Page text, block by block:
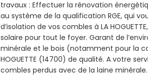
travaux : Effectuer la rénovation
au système de la qualification RGE, qui
d’isolation de vos combles à LA
solaire pour tout le foyer. Garant de
minérale et le bois (notamment pour la
HOGUETTE (14700) de qualité. A votre
combles perdus avec de la laine minérale.